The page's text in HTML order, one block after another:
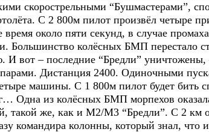
скорострельными “Бушмастерами”,
С 2 800м пилот произвёл четыре
время около пяти секунд, в случае
Большинство колёсных БМП перестало
И вот – последние “Бредли”
Дистанция 2400. Одиночными
машины. С 1 800м пилот будет бить
Одна из колёсных БМП морпехов
такой же, как и М2/М3 “Бредли”. С 2 км
командира колонны, который знал, что